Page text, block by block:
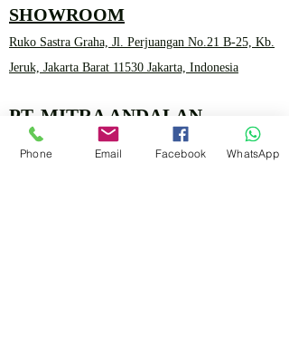
SHOWROOM
Ruko Sastra Graha, Jl. Perjuangan No.21 B-25, Kb.
Jeruk, Jakarta Barat 11530 Jakarta, Indonesia
PT. MITRA ANDALAN
PERTAMA
Phone Email Facebook WhatsApp